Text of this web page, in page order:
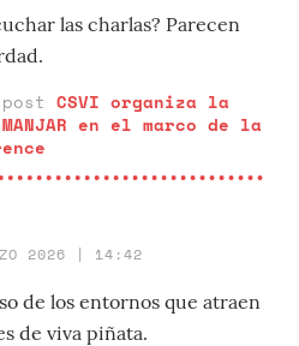
las charlas? Parecen
CSVI organiza la
en el marco de la
2026 | 14:42
de los entornos que atraen
de viva piñata.